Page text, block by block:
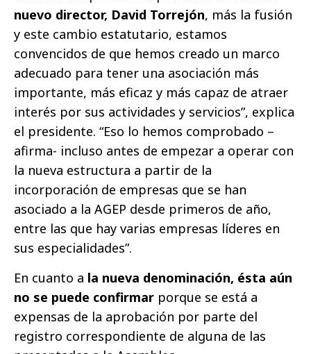
nuevo director, David Torrejón, más la fusión
y este cambio estatutario, estamos
convencidos de que hemos creado un marco
adecuado para tener una asociación más
importante, más eficaz y más capaz de atraer
interés por sus actividades y servicios”, explica
el presidente. “Eso lo hemos comprobado –
afirma- incluso antes de empezar a operar con
la nueva estructura a partir de la
incorporación de empresas que se han
asociado a la AGEP desde primeros de año,
entre las que hay varias empresas líderes en
sus especialidades”.
En cuanto a la nueva denominación, ésta aún
no se puede confirmar porque se está a
expensas de la aprobación por parte del
registro correspondiente de alguna de las